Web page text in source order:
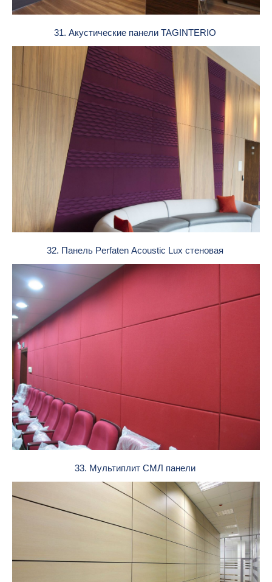
31. Акустические панели TAGINTERIO
32. Панель Perfaten Acoustic Lux стеновая
33. Мультиплит СМЛ панели